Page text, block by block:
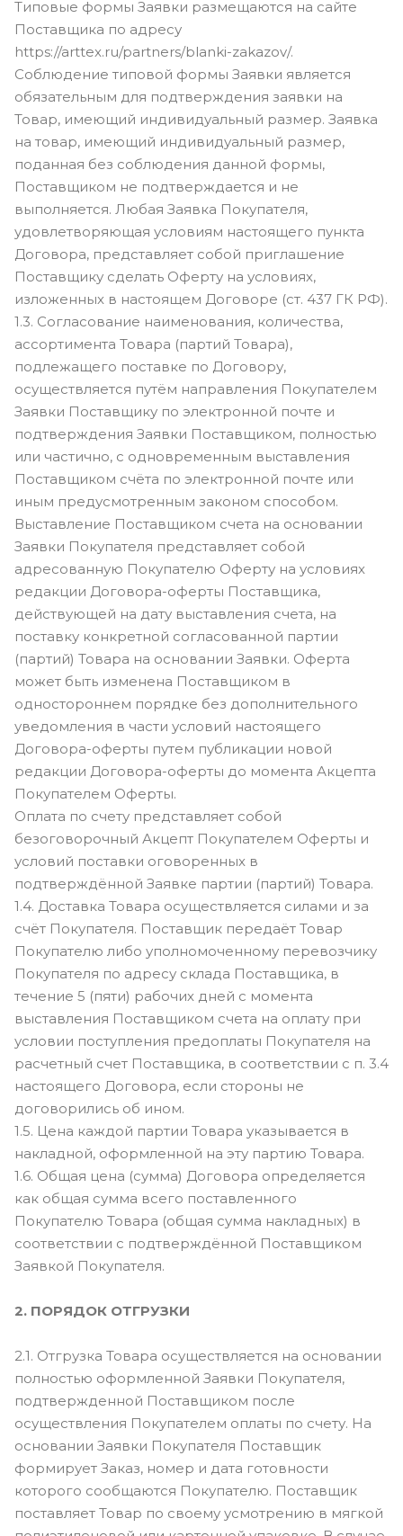
Типовые формы Заявки размещаются на сайте
Поставщика по адресу
https://arttex.ru/partners/blanki-zakazov/.
Соблюдение типовой формы Заявки является
обязательным для подтверждения заявки на
Товар, имеющий индивидуальный размер. Заявка
на товар, имеющий индивидуальный размер,
поданная без соблюдения данной формы,
Поставщиком не подтверждается и не
выполняется. Любая Заявка Покупателя,
удовлетворяющая условиям настоящего пункта
Договора, представляет собой приглашение
Поставщику сделать Оферту на условиях,
изложенных в настоящем Договоре (ст. 437 ГК РФ).
1.3. Согласование наименования, количества,
ассортимента Товара (партий Товара),
подлежащего поставке по Договору,
осуществляется путём направления Покупателем
Заявки Поставщику по электронной почте и
подтверждения Заявки Поставщиком, полностью
или частично, с одновременным выставления
Поставщиком счёта по электронной почте или
иным предусмотренным законом способом.
Выставление Поставщиком счета на основании
Заявки Покупателя представляет собой
адресованную Покупателю Оферту на условиях
редакции Договора-оферты Поставщика,
действующей на дату выставления счета, на
поставку конкретной согласованной партии
(партий) Товара на основании Заявки. Оферта
может быть изменена Поставщиком в
одностороннем порядке без дополнительного
уведомления в части условий настоящего
Договора-оферты путем публикации новой
редакции Договора-оферты до момента Акцепта
Покупателем Оферты.
Оплата по счету представляет собой
безоговорочный Акцепт Покупателем Оферты и
условий поставки оговоренных в
подтверждённой Заявке партии (партий) Товара.
1.4. Доставка Товара осуществляется силами и за
счёт Покупателя. Поставщик передаёт Товар
Покупателю либо уполномоченному перевозчику
Покупателя по адресу склада Поставщика, в
течение 5 (пяти) рабочих дней с момента
выставления Поставщиком счета на оплату при
условии поступления предоплаты Покупателя на
расчетный счет Поставщика, в соответствии с п. 3.4
настоящего Договора, если стороны не
договорились об ином.
1.5. Цена каждой партии Товара указывается в
накладной, оформленной на эту партию Товара.
1.6. Общая цена (сумма) Договора определяется
как общая сумма всего поставленного
Покупателю Товара (общая сумма накладных) в
соответствии с подтверждённой Поставщиком
Заявкой Покупателя.
2. ПОРЯДОК ОТГРУЗКИ
2.1. Отгрузка Товара осуществляется на основании
полностью оформленной Заявки Покупателя,
подтвержденной Поставщиком после
осуществления Покупателем оплаты по счету. На
основании Заявки Покупателя Поставщик
формирует Заказ, номер и дата готовности
которого сообщаются Покупателю. Поставщик
поставляет Товар по своему усмотрению в мягкой